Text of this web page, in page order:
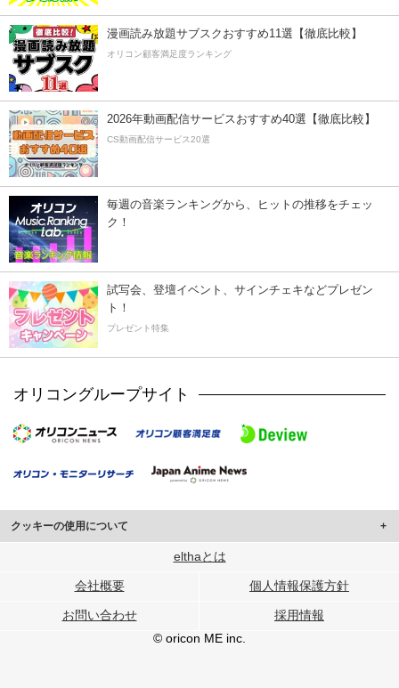
漫画読み放題サブスクおすすめ11選【徹底比較】
オリコン顧客満足度ランキング
2026年動画配信サービスおすすめ40選【徹底比較】
CS動画配信サービス20選
毎週の音楽ランキングから、ヒットの推移をチェッ
ク！
試写会、登壇イベント、サインチェキなどプレゼン
ト！
プレゼント特集
オリコングループサイト
クッキーの使用について
このサイトでは Cookie を使用して、ユーザーに合わせたコンテンツや広告の
行っています。
メディアや広告配信、データ解析の各パートナーに提供しています。
各パートナーは、この情報とユーザーが各パートナーに提供した他の情報や、
ユーザーが各パートナーのサービスを使用したときに収集した他の情報を組み
elthaとは
会社概要 個人情報保護方針
お問い合わせ
採用情報
© oricon ME inc.